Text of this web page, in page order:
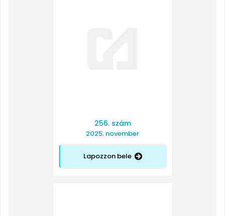
256. szám
2025. november
Lapozzon bele